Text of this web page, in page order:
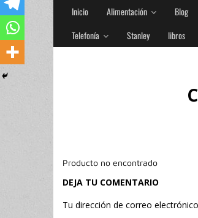
Inicio Alimentación Blog
Telefonía
Stanley libros
Producto no encontrado
DEJA TU COMENTARIO
Tu dirección de correo